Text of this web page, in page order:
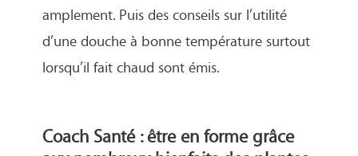
amplement. Puis des conseils sur l’utilité
d’une douche à bonne température surtout
lorsqu’il fait chaud sont émis.
Coach Santé : être en forme grâce